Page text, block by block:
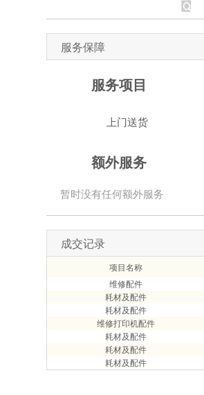
服务保障
服务项目
上门送货
额外服务
暂时没有任何额外服务
成交记录
项目名称
维修配件
耗材及配件
耗材及配件
维修打印机配件
耗材及配件
耗材及配件
耗材及配件